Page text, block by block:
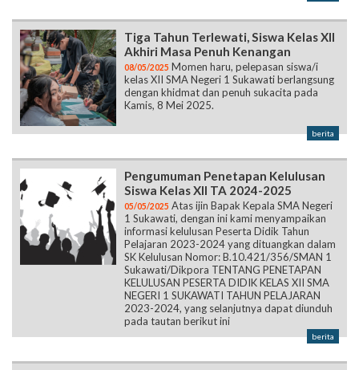
Tiga Tahun Terlewati, Siswa Kelas XII
Akhiri Masa Penuh Kenangan
08/05/2025 Momen haru, pelepasan siswa/i
kelas XII SMA Negeri 1 Sukawati berlangsung
dengan khidmat dan penuh sukacita pada
Kamis, 8 Mei 2025.
berita
Pengumuman Penetapan Kelulusan
Siswa Kelas XII TA 2024-2025
05/05/2025 Atas ijin Bapak Kepala SMA Negeri
1 Sukawati, dengan ini kami menyampaikan
informasi kelulusan Peserta Didik Tahun
Pelajaran 2023-2024 yang dituangkan dalam
SK Kelulusan Nomor: B.10.421/356/SMAN 1
Sukawati/Dikpora TENTANG PENETAPAN
KELULUSAN PESERTA DIDIK KELAS XII SMA
NEGERI 1 SUKAWATI TAHUN PELAJARAN
2023-2024, yang selanjutnya dapat diunduh
pada tautan berikut ini
berita